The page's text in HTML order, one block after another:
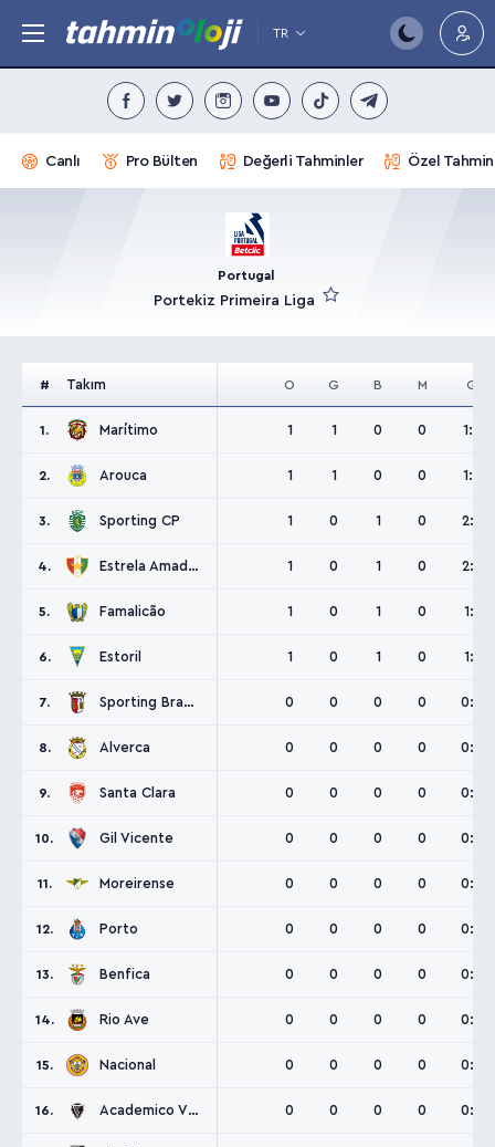
TR
Canlı Pro Bülten Değerli Tahminler Özel
Portugal
Portekiz Primeira Liga
# Takım O G B M G
1. Marítimo 1 1 0 0 1:0
2. Arouca 1 1 0 0 1:0
3. Sporting CP 1 0 1 0 2:2
4. Estrela Amadora 1 0 1 0 2:2
5. Famalicão 1 0 1 0 1:1
6. Estoril 1 0 1 0 1:1
7. Sporting Braga 0 0 0 0 0:0
8. Alverca 0 0 0 0 0:0
9. Santa Clara 0 0 0 0 0:0
10. Gil Vicente 0 0 0 0 0:0
11. Moreirense 0 0 0 0 0:0
12. Porto 0 0 0 0 0:0
13. Benfica 0 0 0 0 0:0
14. Rio Ave 0 0 0 0 0:0
15. Nacional 0 0 0 0 0:0
16. Academico Viseu 0 0 0 0 0:0